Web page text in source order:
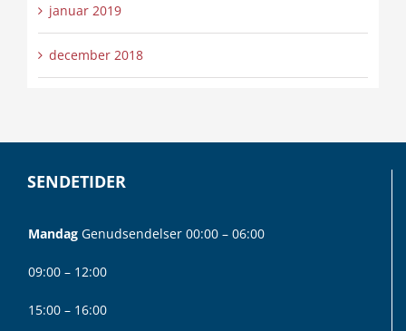
januar 2019
december 2018
SENDETIDER
Mandag Genudsendelser 00:00 – 06:00
09:00 – 12:00
15:00 – 16:00